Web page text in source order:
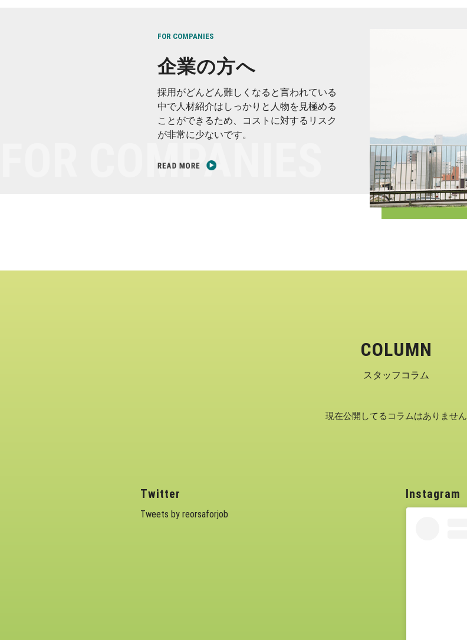
FOR COMPANIES
企業の方へ
採用がどんどん難しくなると言われている
中で人材紹介はしっかりと人物を見極める
ことができるため、コストに対するリスク
が非常に少ないです。
COLUMN
スタッフコラム
現在公開してるコラムはありません
Twitter
Tweets by reorsaforjob
Instagram